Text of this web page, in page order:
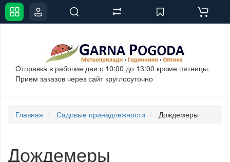
Отправка в рабочие дни с 10:00 до 13:00 кроме пятницы.
Прием заказов через сайт круглосуточно
Главная Садовые принадлежности Дождемеры
Дождемеры